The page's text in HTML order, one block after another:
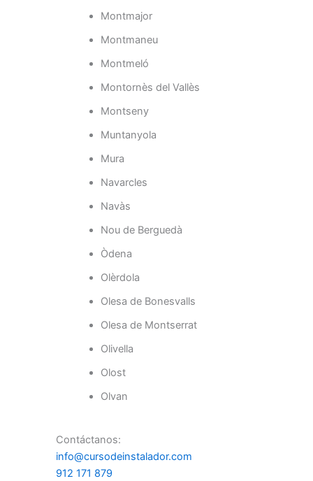
Montmajor
Montmaneu
Montmeló
Montornès del Vallès
Montseny
Muntanyola
Mura
Navarcles
Navàs
Nou de Berguedà
Òdena
Olèrdola
Olesa de Bonesvalls
Olesa de Montserrat
Olivella
Olost
Olvan
Contáctanos:
info@cursodeinstalador.com
912 171 879